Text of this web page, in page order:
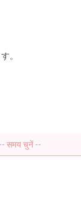
。